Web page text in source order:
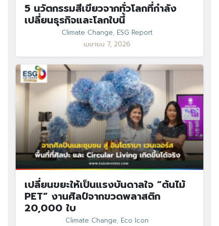
for: Search
5 นวัตกรรมสีเขียวจากทั่วโลกที่กำลัง
เปลี่ยนธุรกิจและโลกใบนี้
Climate Change, ESG Report
เมษายน 7, 2026
เปลี่ยนขยะให้เป็นแรงบันดาลใจ “ต้นไม้
PET” งานศิลป์จากขวดพลาสติก
20,000 ใบ
Climate Change, Eco Icon